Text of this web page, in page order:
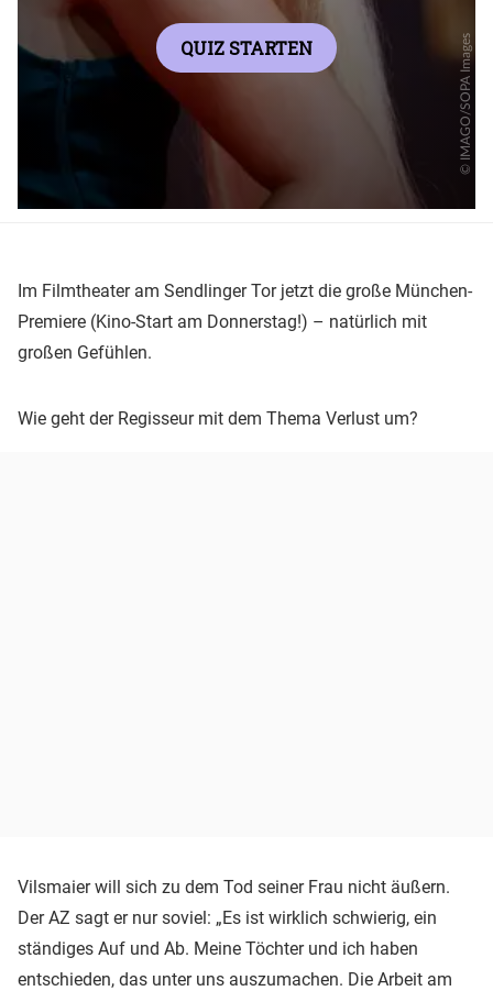
Im Filmtheater am Sendlinger Tor jetzt die große München-
Premiere (Kino-Start am Donnerstag!) – natürlich mit
großen Gefühlen.
Wie geht der Regisseur mit dem Thema Verlust um?
Vilsmaier will sich zu dem Tod seiner Frau nicht äußern.
Der AZ sagt er nur soviel: „Es ist wirklich schwierig, ein
ständiges Auf und Ab. Meine Töchter und ich haben
entschieden, das unter uns auszumachen. Die Arbeit am